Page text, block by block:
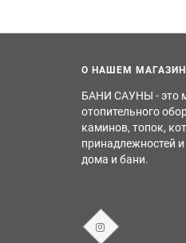
О НАШЕМ
БАНИ САУНЫ - это
отопительного
каминов, топок,
принадлежностей
дома и бани.